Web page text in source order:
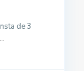
de 3
...